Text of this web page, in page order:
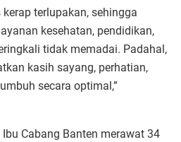
terlupakan, sehingga
kesehatan, pendidikan,
tidak memadai. Padahal,
kasih sayang, perhatian,
secara optimal,”
Cabang Banten merawat 34